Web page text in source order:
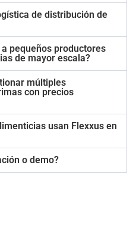
de distribución de
pequeños productores
de mayor escala?
múltiples
con precios
usan Flexxus en
o demo?